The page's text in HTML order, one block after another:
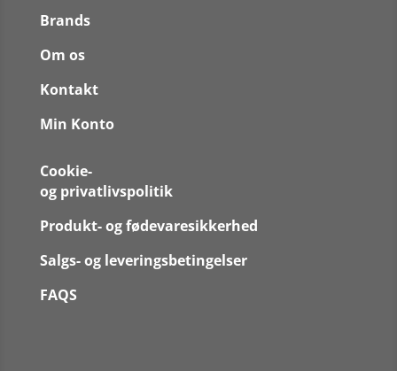
Brands
Om os
Kontakt
Min Konto
Cookie-
og privatlivspolitik
Produkt- og fødevaresikkerhed
Salgs- og leveringsbetingelser
FAQS